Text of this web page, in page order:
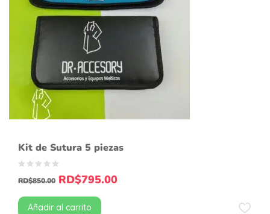
Kit de Sutura 5 piezas
RD$850.00 RD$795.00
Añadir al carrito